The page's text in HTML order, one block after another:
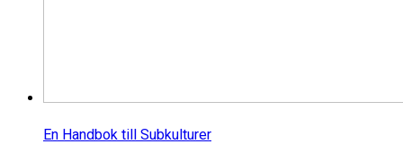
En Handbok till Subkulturer